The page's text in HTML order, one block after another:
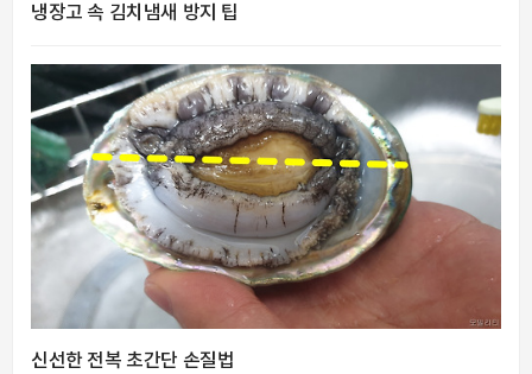
냉장고 속 김치냄새 방지 팁
신선한 전복 초간단 손질법